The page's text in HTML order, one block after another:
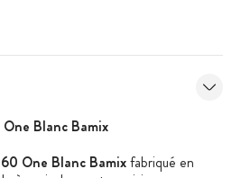
Blanc Bamix
One Blanc Bamixfabriqué en